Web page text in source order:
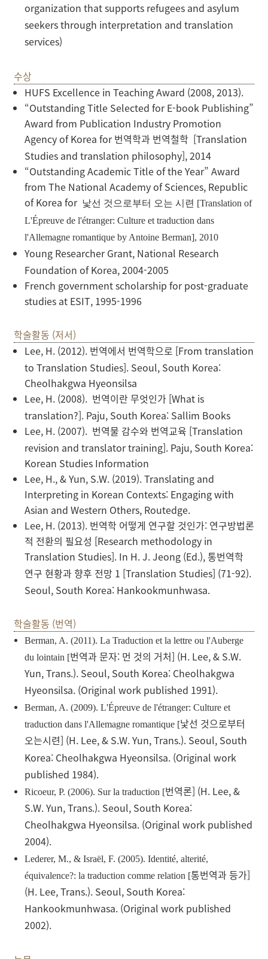
organization that supports refugees and asylum
seekers through interpretation and translation
services)
수상
HUFS Excellence in Teaching Award (2008, 2013).
“Outstanding Title Selected for E-book Publishing”
Award from Publication Industry Promotion
Agency of Korea for번역학과 번역철학 [Translation
Studies and translation philosophy], 2014
“Outstanding Academic Title of the Year” Award
from The National Academy of Sciences, Republic
of Korea for 낯선 것으로부터 오는 시련 [Translation of
L'Épreuve de l'étranger: Culture et traduction dans
l'Allemagne romantique by Antoine Berman], 2010
Young Researcher Grant, National Research
Foundation of Korea, 2004-2005
French government scholarship for post-graduate
studies at ESIT, 1995-1996
학술활동 (저서)
Lee, H. (2012). 번역에서 번역학으로 [From translation
to Translation Studies]. Seoul, South Korea:
Cheolhakgwa Hyeonsilsa
Lee, H. (2008). 번역이란 무엇인가 [What is
translation?]. Paju, South Korea: Sallim Books
Lee, H. (2007). 번역물 감수와 번역교육 [Translation
revision and translator training]. Paju, South Korea:
Korean Studies Information
Lee, H., & Yun, S.W. (2019). Translating and
Interpreting in Korean Contexts: Engaging with
Asian and Western Others, Routedge.
Lee, H. (2013). 번역학 어떻게 연구할 것인가: 연구방법론
적 전환의 필요성 [Research methodology in
Translation Studies]. In H. J. Jeong (Ed.),통번역학
연구 현황과 향후 전망 1 [Translation Studies] (71-92).
Seoul, South Korea: Hankookmunhwasa.
학술활동 (번역)
Berman, A. (2011). La Traduction et la lettre ou l'Auberge
du lointain [번역과문자: 먼 것의 거처] (H. Lee, & S.W.
Yun, Trans.). Seoul, South Korea: Cheolhakgwa
Hyeonsilsa. (Original work published 1991).
Berman, A. (2009). L'Épreuve de l'étranger: Culture et
traduction dans l'Allemagne romantique [낯선 것으로부터
오는시련] (H. Lee, & S.W. Yun, Trans.). Seoul, South
Korea: Cheolhakgwa Hyeonsilsa. (Original work
published 1984).
Ricoeur, P. (2006). Sur la traduction [번역론] (H. Lee, &
S.W. Yun, Trans.). Seoul, South Korea:
Cheolhakgwa Hyeonsilsa. (Original work published
2004).
Lederer, M., & Israël, F. (2005). Identité, alterité,
équivalence?: la traduction comme relation [통번역과등가]
(H. Lee, Trans.). Seoul, South Korea:
Hankookmunhwasa. (Original work published
2002).